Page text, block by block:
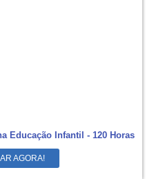
Educação Infantil - 120 Horas
AGORA!